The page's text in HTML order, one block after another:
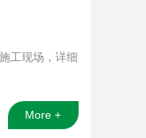
工现场，详细
More +